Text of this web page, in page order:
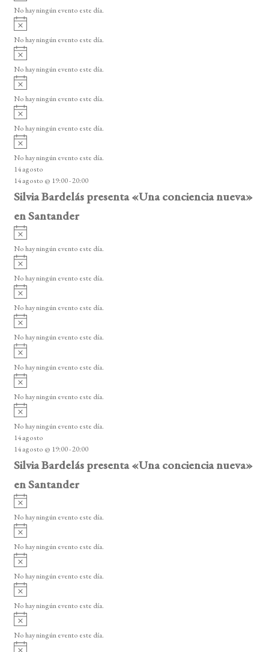
v
e
n
t
o
s
o
v
i
o
No hay ningún evento este día.
A
v
i
o
No hay ningún evento este día.
A
v
i
o
No hay ningún evento este día.
A
v
i
o
No hay ningún evento este día.
A
v
i
o
No hay ningún evento este día.
A
v
i
s
o
No hay ningún evento este día.
14 agosto
14 agosto @ 19:00-20:00
Silvia Bardelás presenta «Una conciencia nueva»
en Santander
A
v
i
o
No hay ningún evento este día.
A
v
i
o
No hay ningún evento este día.
A
v
i
o
No hay ningún evento este día.
A
v
i
o
No hay ningún evento este día.
A
v
i
o
No hay ningún evento este día.
A
v
i
o
No hay ningún evento este día.
A
v
i
s
o
No hay ningún evento este día.
14 agosto
14 agosto @ 19:00-20:00
Silvia Bardelás presenta «Una conciencia nueva»
en Santander
A
v
i
o
No hay ningún evento este día.
A
v
i
o
No hay ningún evento este día.
A
v
i
o
No hay ningún evento este día.
A
v
i
o
No hay ningún evento este día.
A
v
i
No hay ningún evento este día.
A